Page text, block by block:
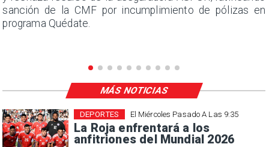
sanción de la CMF por incumplimiento de pólizas en
programa Quédate.
El Miércoles Pasado A Las 9:35
La Roja enfrentará a los
anfitriones del Mundial 2026
DEPORTES
MÁS NOTICIAS